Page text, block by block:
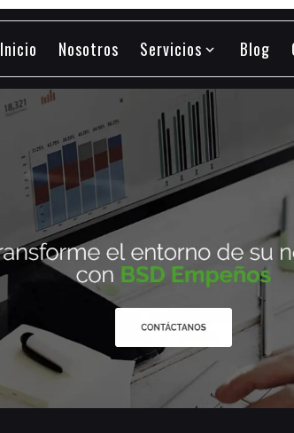
Inicio
Nosotros
Servicios expand_more
Blog